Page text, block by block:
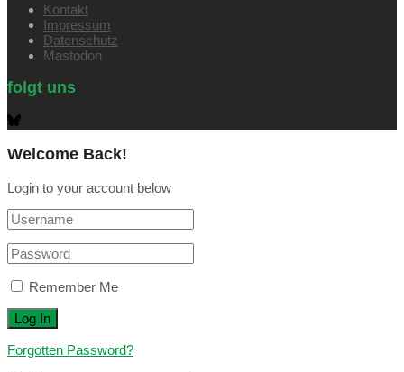
Kontakt
Impressum
Datenschutz
Mastodon
folgt uns
Welcome Back!
Login to your account below
Remember Me
Forgotten Password?